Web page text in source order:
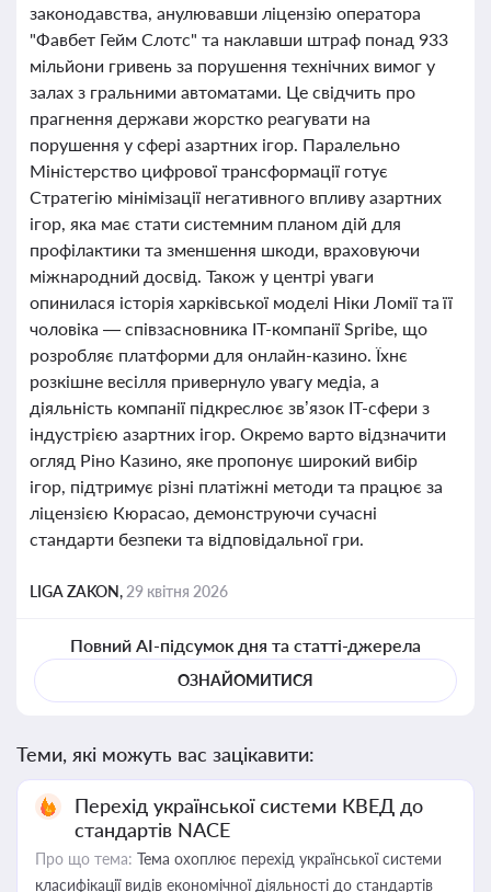
законодавства, анулювавши ліцензію оператора
"Фавбет Гейм Слотс" та наклавши штраф понад 933
мільйони гривень за порушення технічних вимог у
залах з гральними автоматами. Це свідчить про
прагнення держави жорстко реагувати на
порушення у сфері азартних ігор. Паралельно
Міністерство цифрової трансформації готує
Стратегію мінімізації негативного впливу азартних
ігор, яка має стати системним планом дій для
профілактики та зменшення шкоди, враховуючи
міжнародний досвід. Також у центрі уваги
опинилася історія харківської моделі Ніки Ломії та її
чоловіка — співзасновника IT-компанії Spribe, що
розробляє платформи для онлайн-казино. Їхнє
розкішне весілля привернуло увагу медіа, а
діяльність компанії підкреслює зв’язок IT-сфери з
індустрією азартних ігор. Окремо варто відзначити
огляд Ріно Казино, яке пропонує широкий вибір
ігор, підтримує різні платіжні методи та працює за
ліцензією Кюрасао, демонструючи сучасні
стандарти безпеки та відповідальної гри.
LIGA ZAKON, 29 квітня 2026
Повний AI-підсумок дня та статті-джерела
ОЗНАЙОМИТИСЯ
Теми, які можуть вас зацікавити:
Перехід української системи КВЕД до
стандартів NACE
Про що тема: Тема охоплює перехід української системи
класифікації видів економічної діяльності до стандартів